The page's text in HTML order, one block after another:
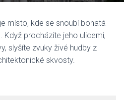
místo, kde se snoubí bohatá
Když procházíte jeho ulicemi,
slyšíte zvuky živé hudby z
skvosty.